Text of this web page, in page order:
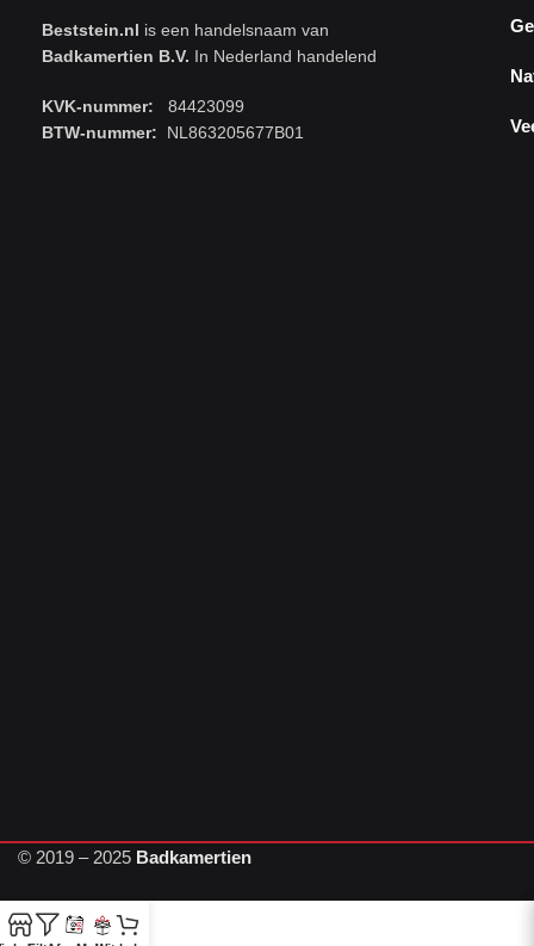
Beststein.nl is een handelsnaam van
Badkamertien B.V. In Nederland handelend
KVK-nummer: 84423099
BTW-nummer: NL863205677B01
© 2019 – 2025 Badkamertien